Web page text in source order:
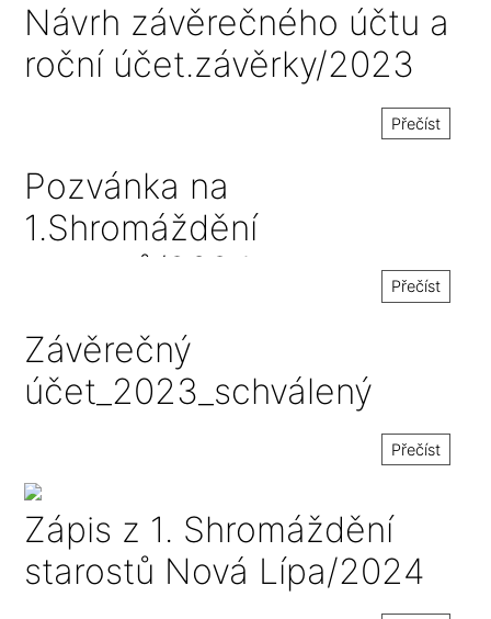
Návrh závěrečného účtu a
roční účet.závěrky/2023
Přečíst
Pozvánka na
1.Shromáždění
starostů/2024
Přečíst
Závěrečný
účet_2023_schválený
Přečíst
Zápis z 1. Shromáždění
starostů Nová Lípa/2024